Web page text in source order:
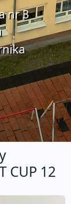
nr 3
CUP 12